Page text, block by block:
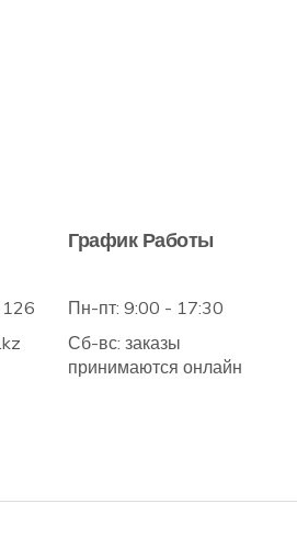
126
График Работы
Пн-пт: 9:00 - 17:30
Сб-вс: заказы
принимаются онлайн